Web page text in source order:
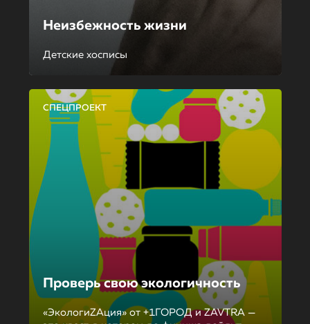
Неизбежность жизни
Детские хосписы
СПЕЦПРОЕКТ
Проверь свою экологичность
«ЭкологиZAция» от +1ГОРОД и ZAVTRA —